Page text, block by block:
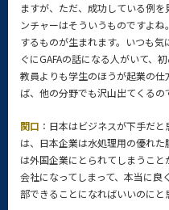
ますが、ただ、成功している例
ンチャーはそういうものですよ
するものが生まれます。いつも
ぐにGAFAの話になる人がいて、
教員よりも学生のほうが起業の
ば、他の分野でも沢山出てくるの
関口 ：日本はビジネスが下手だ
は、日本企業は水処理用の優れ
は外国企業にとられてしまうこ
会社になってしまって、本当に
部できることになればいいのにと